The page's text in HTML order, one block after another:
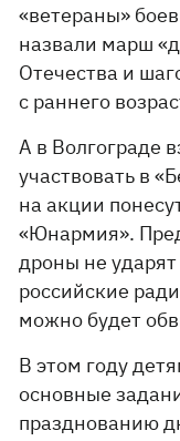
«ветераны»
назвали марш
Отечества и
с раннего
А в Волгограде
участвовать в
на акции
«Юнармия».
дроны не
российские
можно будет
В этом году
основные
празднованию